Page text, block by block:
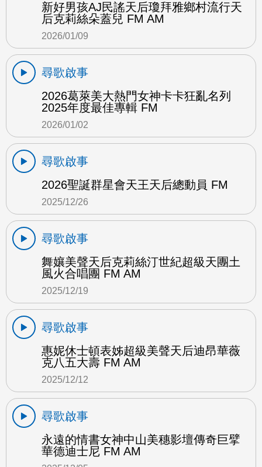
新好男孩AJ民謠天后瓊拜雅鄉村流行天
后克莉絲朵蓋兒 FM AM
2026/01/09
尋歌啟事
2026葛萊美大熱門女神卡卡狂亂名列
2025年度最佳專輯 FM
2026/01/02
尋歌啟事
2026聖誕群星會天王天后總動員 FM
2025/12/26
尋歌啟事
舞孃美聲天后克莉絲汀世紀超級天團土
風火合唱團 FM AM
2025/12/19
尋歌啟事
惠妮休士頓表姊超級美聲天后迪昂華薇
克八五大壽 FM AM
2025/12/12
尋歌啟事
永遠的情書女神中山美穗影壇傳奇巨擘
華德迪士尼 FM AM